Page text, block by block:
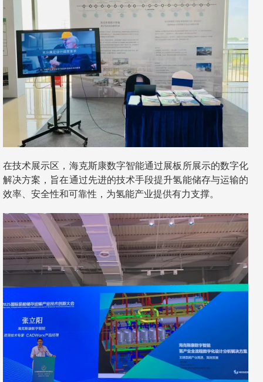
在技术展示区，海克斯康数字智能通过展板所展示的数字化
解决方案，旨在通过先进的技术手段提升氢能储存与运输的
效率、安全性和可靠性，为氢能产业提供有力支撑。